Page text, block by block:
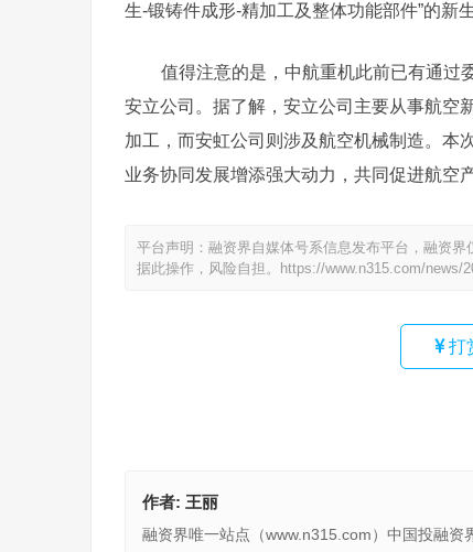
生-锻铸件成形-精加工及整体功能部件”的新
值得注意的是，中航重机此前已有通过
安立公司。据了解，安立公司主要从事航空
加工，而安虹公司则涉及航空机械制造。本
业务协同发展增添强大动力，共同促进航空
平台声明：融资界自媒体号系信息发布平台，融资
据此操作，风险自担。
https://www.n315.com/news/
打
作者: 王丽
融资界唯一站点（www.n315.com）中国投融